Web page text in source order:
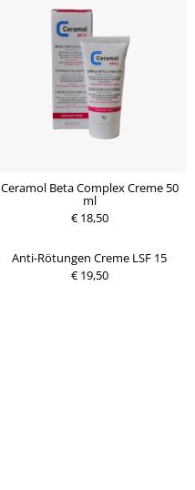
Ceramol Beta Complex Creme 50
ml
€ 18,50
Anti-Rötungen Creme LSF 15
€ 19,50